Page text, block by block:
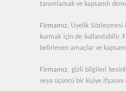
tanımlamak ve kapsamlı
Firmamız, Üyelik
kurmak için de kullanılabilir.
belirlenen amaçlar ve
Firmamız, gizli bilgileri
veya üçüncü bir kişiye